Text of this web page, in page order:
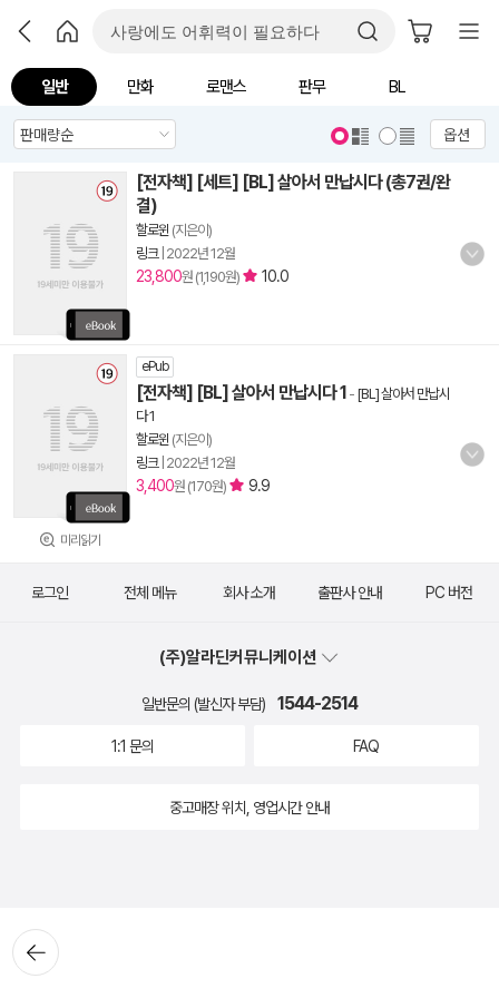
일반 만화 로맨스 판무 BL
옵션
[전자책] [세트] [BL] 살아서 만납시다 (총7권/완
결)
할로윈 (지은이)
링크| 2022년 12월
23,800원 (1,190원) 10.0
미리읽기
ePub
[전자책] [BL] 살아서 만납시다 1 - [BL] 살아서 만납시
다 1
할로윈 (지은이)
링크| 2022년 12월
3,400원 (170원) 9.9
뒤로가
기
로그인 전체 메뉴 회사 소개 출판사 안내 PC 버전
(주)알라딘커뮤니케이션
일반문의 (발신자 부담) 1544-2514
1:1 문의 FAQ
중고매장 위치, 영업시간 안내